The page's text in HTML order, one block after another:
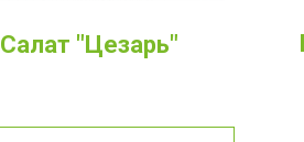
Салат "Цезарь"